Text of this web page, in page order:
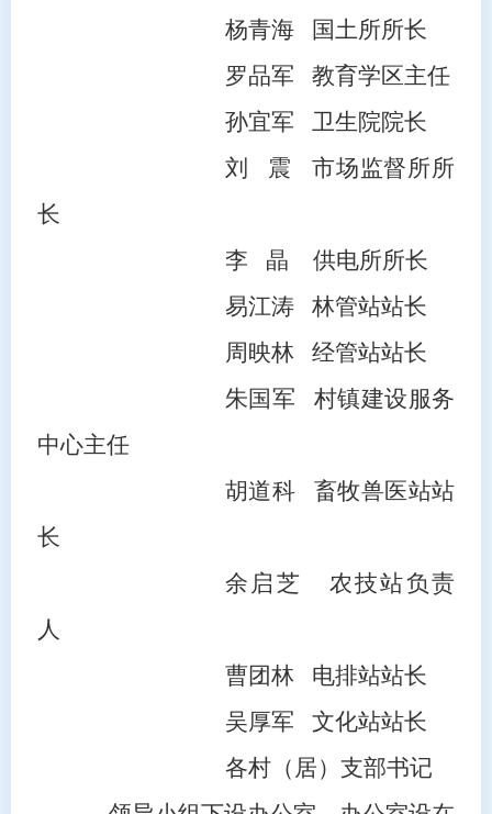
杨青海国土所所长
罗品军 教育学区主任
孙宜军 卫生院院长
刘
震 市场监督所所
长
李 晶
供电所所长
易江涛林管站站长
周映林经管站站长
朱国军 村镇建设服务
中心主任
胡道科 畜牧兽医站站
长
余启芝
农技站负责
人
曹团林电排站站长
吴厚军 文化站站长
各村（居）支部书记